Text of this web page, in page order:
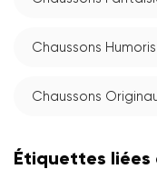
Chaussons
Chaussons
Étiquettes liées